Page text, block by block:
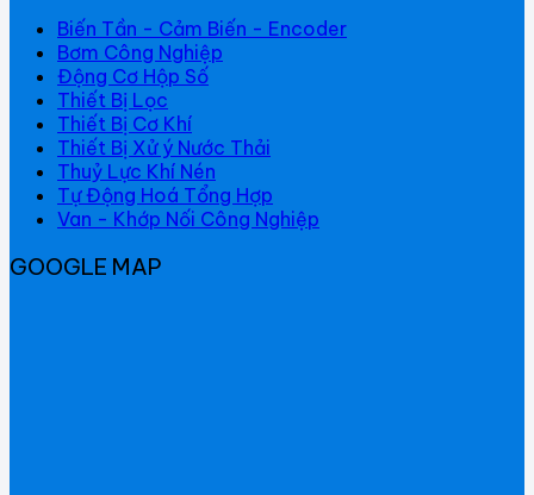
Biến Tần - Cảm Biến - Encoder
Bơm Công Nghiệp
Động Cơ Hộp Số
Thiết Bị Lọc
Thiết Bị Cơ Khí
Thiết Bị Xử ý Nước Thải
Thuỷ Lực Khí Nén
Tự Động Hoá Tổng Hợp
Van - Khớp Nối Công Nghiệp
GOOGLE MAP